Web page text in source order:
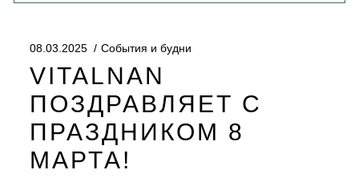
08.03.2025 События и будни
VITALNAN
ПОЗДРАВЛЯЕТ С
ПРАЗДНИКОМ 8
МАРТА!